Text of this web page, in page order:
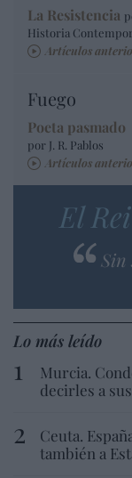
La Resistencia
Historia
Artículos
Fuego
Poeta pasmado
por J. R. Pablos
Artículos
El
Sin
Lo más leído
Murcia.
decirles a
Ceuta.
también a